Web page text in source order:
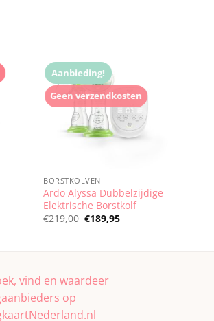
Aanbieding!
Geen verzendkosten
BORSTKOLVEN
Ardo Alyssa Dubbelzijdige
Elektrische Borstkolf
€219,00 Oorspronkelijke
€189,95Huidige